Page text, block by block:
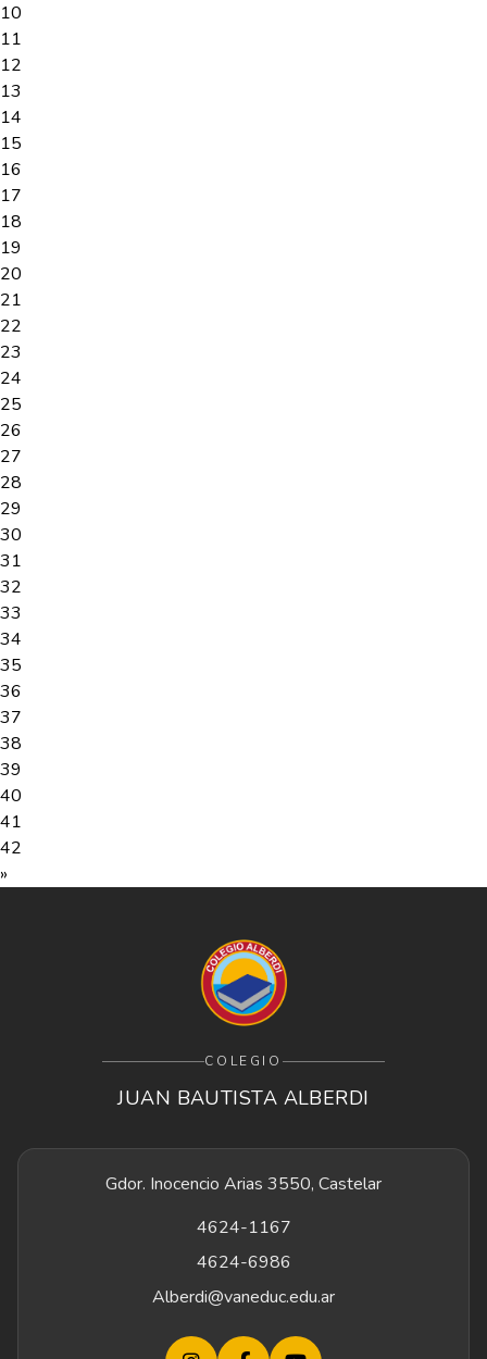
10
11
12
13
14
15
16
17
18
19
20
21
22
23
24
25
26
27
28
29
30
31
32
33
34
35
36
37
38
39
40
41
42
»
COLEGIO
JUAN BAUTISTA ALBERDI
Gdor. Inocencio Arias 3550, Castelar
4624-1167
4624-6986
Alberdi@vaneduc.edu.ar